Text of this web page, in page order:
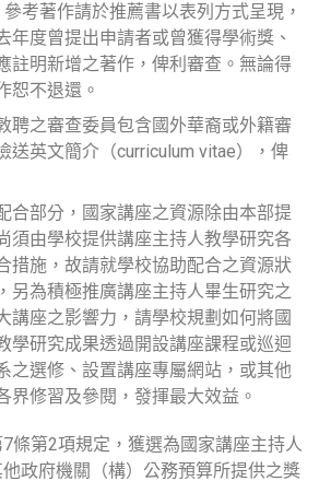
考著作請於推薦書以表列方式呈現，
年度曾提出申請者或曾獲得學術獎、
註明新增之著作，俾利審查。無論得
恕不退還。
聘之審查委員包含國外華裔或外籍審
送英文簡介（curriculum vitae），俾
合部分，國家講座之資源除由本部提
須由學校提供講座主持人教學研究各
措施，故請就學校協助配合之資源狀
另為積極推廣講座主持人畢生研究之
講座之影響力，請學校規劃如何將國
學研究成果透過開設講座課程或巡迴
之選修、設置講座專屬網站，或其他
界修習及參閱，發揮最大效益。
條第2項規定，獲選為國家講座主持人
政府機關（構）公務預算所提供之獎